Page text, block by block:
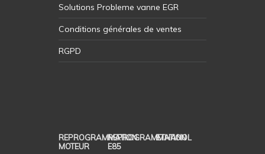
Solutions Probleme vanne EGR
Conditions générales de ventes
RGPD
REPROGRAMMATION
MOTEUR
REPROGRAMMATION
E85
ETHANOL